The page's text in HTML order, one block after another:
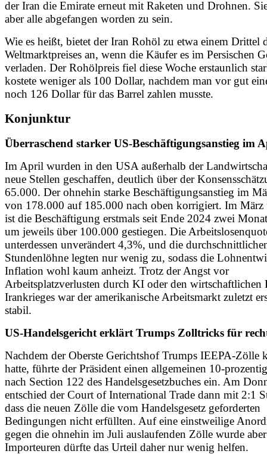
der Iran die Emirate erneut mit Raketen und Drohnen.
aber alle abgefangen worden zu sein.
Wie es heißt, bietet der Iran Rohöl zu etwa einem Drittel
Weltmarktpreises an, wenn die Käufer es im Persischen
verladen. Der Rohölpreis fiel diese Woche erstaunlich
kostete weniger als 100 Dollar, nachdem man vor gut
noch 126 Dollar für das Barrel zahlen musste.
Konjunktur
Überraschend starker US-Beschäftigungsanstieg im
Im April wurden in den USA außerhalb der
neue Stellen geschaffen, deutlich über der
65.000. Der ohnehin starke Beschäftigungsanstieg im
von 178.000 auf 185.000 nach oben korrigiert. Im
ist die Beschäftigung erstmals seit Ende 2024 zwei
um jeweils über 100.000 gestiegen. Die
unterdessen unverändert 4,3%, und die
Stundenlöhne legten nur wenig zu, sodass die
Inflation wohl kaum anheizt. Trotz der Angst vor
Arbeitsplatzverlusten durch KI oder den wirtschaftlichen
Irankrieges war der amerikanische Arbeitsmarkt zuletzt
stabil.
US-Handelsgericht erklärt Trumps Zolltricks für
Nachdem der Oberste Gerichtshof Trumps IEEPA-Zölle
hatte, führte der Präsident einen allgemeinen 10-
nach Section 122 des Handelsgesetzbuches ein. Am
entschied der Court of International Trade dann mit 2:1
dass die neuen Zölle die vom Handelsgesetz geforderten
Bedingungen nicht erfüllten. Auf eine einstweilige
gegen die ohnehin im Juli auslaufenden Zölle wurde
Importeuren dürfte das Urteil daher nur wenig helfen.